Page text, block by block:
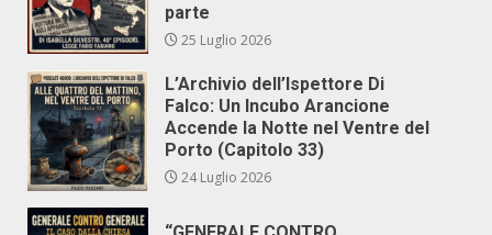
parte
25 Luglio 2026
L’Archivio dell’Ispettore Di
Falco: Un Incubo Arancione
Accende la Notte nel Ventre del
Porto (Capitolo 33)
24 Luglio 2026